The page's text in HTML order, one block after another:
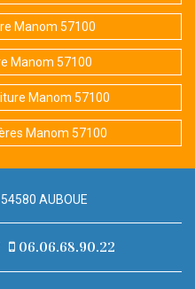
Manom 57100
Manom 57100
Manom 57100
Manom 57100
AUBOUE
06.06.68.90.22